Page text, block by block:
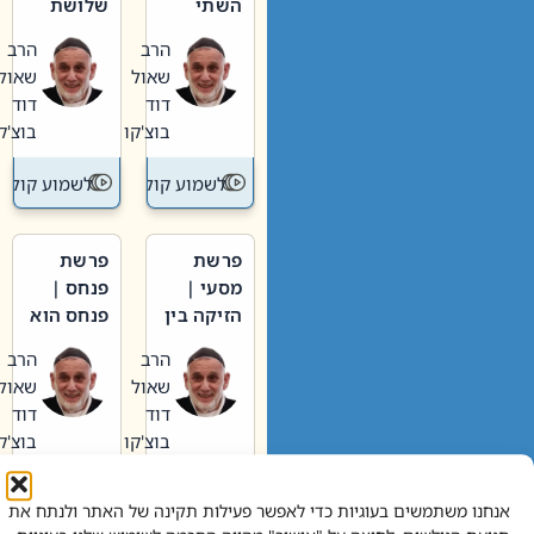
אנחנו משתמשים בעוגיות כדי לאפשר פעילות תקינה של האתר ולנתח את
וערב של
חיינו
הרב
שאול
דוד
בוצ'קו
לשמוע קול תורה – מדרש
האבות
הרב
שאול
דוד
בוצ'קו
לשמוע קול
פרשת
מסעי |
הזיקה בין
הגדול לעם הרב
שאול
דוד
בוצ'קו
לשמוע קול תורה – מדרש
פרשת
פנחס |
פנחס הוא
אליהו: בין
קנאות
הורסת
לקנאות
בונה
הרב
שאול
דוד
בוצ'קו
לשמוע קול